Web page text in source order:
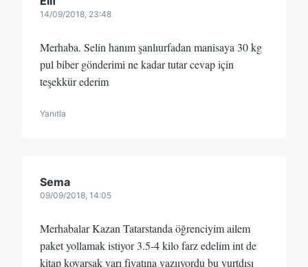
14/09/2018, 23:48
Merhaba. Selin hanım şanlıurfadan manisaya 30 kg
pul biber gönderimi ne kadar tutar cevap için
teşekkür ederim
Yanıtla
Sema
09/09/2018, 14:05
Merhabalar Kazan Tatarstanda öğrenciyim ailem
paket yollamak istiyor 3.5-4 kilo farz edelim int de
kitap koyarsak yarı fiyatına yazııyordu bu yurtdışı